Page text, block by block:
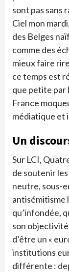
sont pas sans
Ciel mon
des Belges
comme des
mieux faire
ce temps est
que petite par
France
médiatique et
Un
Sur LCI,
de soutenir
neutre, sous-
antisémitisme
qu’infondée,
son
d’être un «
institutions
différente :